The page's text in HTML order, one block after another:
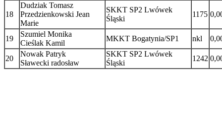
18
Dudziak Tomasz
Przedzienkowski Jean
Marie
SKKT SP2 Lwówek
Śląski
1175
19
Szumiel Monika
Cieślak Kamil
MKKT Bogatynia/SP1 nkl
20
Nowak Patryk
Sławecki radosław
SKKT SP2 Lwówek
Śląski
1242